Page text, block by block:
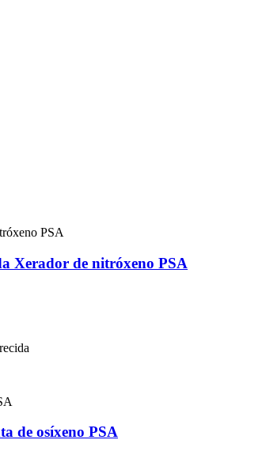
Xerador de nitróxeno PSA
de osíxeno PSA